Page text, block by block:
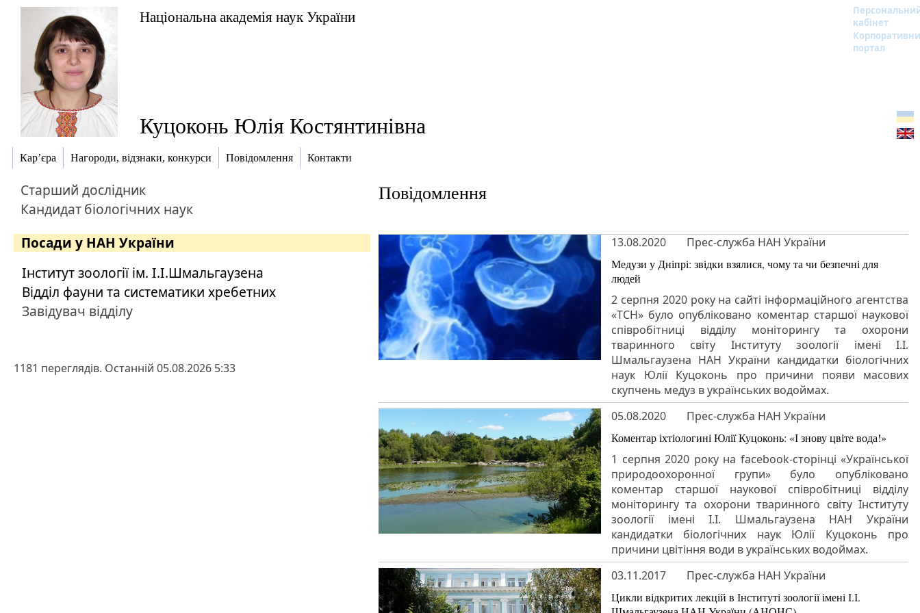
Національна академія наук України
кабінет
портал
Куцоконь Юлія Костянтинівна
Кар’єра Нагороди, відзнаки, конкурси Повідомлення Контакти
Старший дослідник
Кандидатбіологічних наук
Посади у НАН України
Інститут зоології ім. І.І.Шмальгаузена
Відділ фауни та систематики хребетних
Завідувач відділу
1181 переглядів. Останній 05.08.2026 5:33
Повідомлення
13.08.2020 Прес-служба НАН України
Медузи у Дніпрі: звідки взялися, чому та чи безпечні для
людей
2 серпня 2020 року на сайті інформаційного агентства
«ТСН» було опубліковано коментар старшої наукової
співробітниці відділу моніторингу та охорони
тваринного світу Інституту зоології імені І.І.
Шмальгаузена НАН України кандидатки біологічних
наук Юлії Куцоконь про причини появи масових
скупчень медуз в українських водоймах.
05.08.2020
Прес-служба НАН України
Коментар іхтіологині Юлії Куцоконь: «І знову цвіте вода!»
1 серпня 2020 року на facebook-сторінці «Української
природоохоронної групи» було опубліковано
коментар старшої наукової співробітниці відділу
моніторингу та охорони тваринного світу Інституту
зоології імені І.І. Шмальгаузена НАН України
кандидатки біологічних наук Юлії Куцоконь про
причини цвітіння води в українських водоймах.
03.11.2017
Прес-служба НАН України
Цикли відкритих лекцій в Інституті зоології імені І.І.